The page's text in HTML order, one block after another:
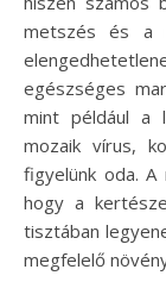
metszés és a
egészséges
mint például a
mozaik vírus,
figyelünk oda.
hogy a
tisztában
megfelelő